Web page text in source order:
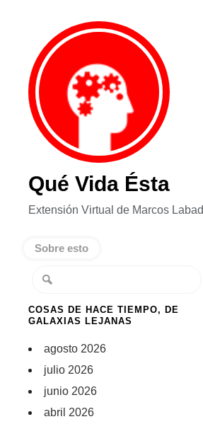
Qué Vida Ésta
Extensión Virtual de Marcos Labad
Sobre esto
COSAS DE HACE TIEMPO, DE
GALAXIAS LEJANAS
agosto 2026
julio 2026
junio 2026
abril 2026